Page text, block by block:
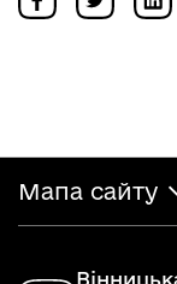
Мапа сайту